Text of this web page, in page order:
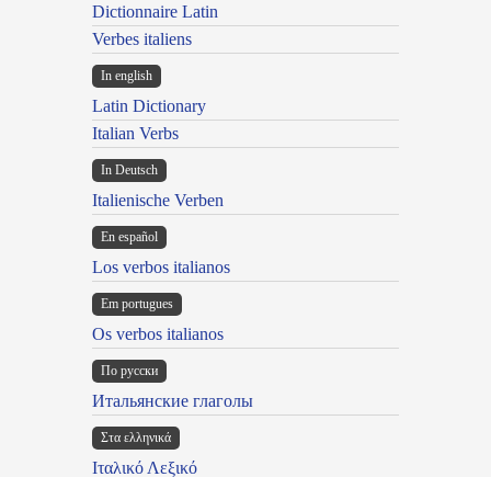
Dictionnaire Latin
Verbes italiens
In english
Latin Dictionary
Italian Verbs
In Deutsch
Italienische Verben
En español
Los verbos italianos
Em portugues
Os verbos italianos
По русски
Итальянские глаголы
Στα ελληνικά
Ιταλικό Λεξικό